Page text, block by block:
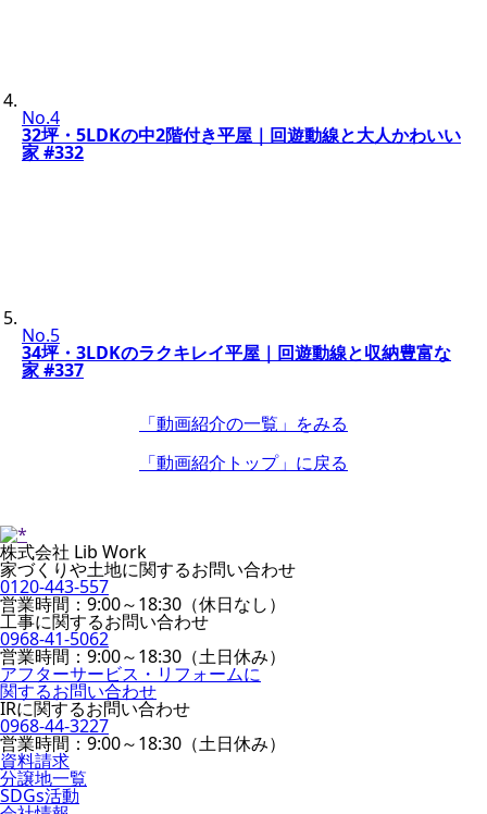
No.4
32坪・5LDKの中2階付き平屋｜回遊動線と大人かわいい
家 #332
No.5
34坪・3LDKのラクキレイ平屋｜回遊動線と収納豊富な
家 #337
「動画紹介の一覧」 をみる
「動画紹介トップ」 に戻る
株式会社 Lib Work
家づくりや土地に関するお問い合わせ
0120-443-557
営業時間：9:00～18:30（休日なし）
工事に関するお問い合わせ
0968-41-5062
営業時間：9:00～18:30（土日休み）
アフターサービス・リフォームに
関するお問い合わせ
IRに関するお問い合わせ
0968-44-3227
営業時間：9:00～18:30（土日休み）
資料請求
分譲地一覧
SDGs活動